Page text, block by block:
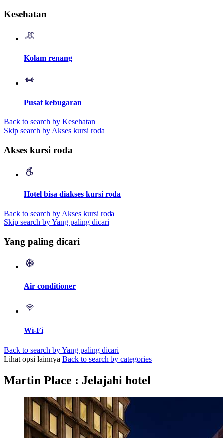
Kesehatan
Kolam renang
Pusat kebugaran
Back to search by Kesehatan
Skip search by Akses kursi roda
Akses kursi roda
Hotel bisa diakses kursi roda
Back to search by Akses kursi roda
Skip search by Yang paling dicari
Yang paling dicari
Air conditioner
Wi-Fi
Back to search by Yang paling dicari
Lihat opsi lainnya Back to search by categories
Martin Place : Jelajahi hotel